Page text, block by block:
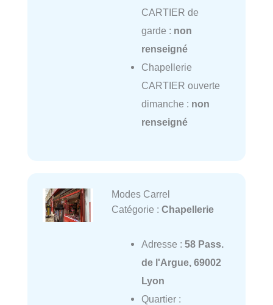
CARTIER de
garde : non
renseigné
Chapellerie
CARTIER ouverte
dimanche : non
renseigné
Modes Carrel
Catégorie : Chapellerie
Adresse : 58 Pass.
de l'Argue, 69002
Lyon
Quartier :